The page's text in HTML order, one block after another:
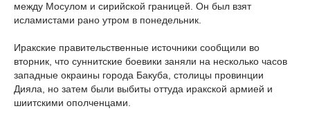
между Мосулом и сирийской границей. Он был взят
исламистами рано утром в понедельник.
Иракские правительственные источники сообщили во
вторник, что суннитские боевики заняли на несколько часов
западные окраины города Бакуба, столицы провинции
Дияла, но затем были выбиты оттуда иракской армией и
шиитскими ополченцами.